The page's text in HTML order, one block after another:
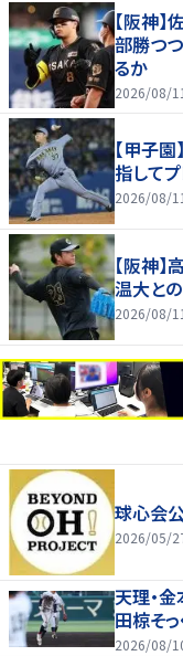
【阪神
部勝つ
るか
2026/08/
【甲子
指して
2026/08/
【阪神
温大と
2026/08/
球心会
2026/05/
天理・
田椋そっ
2026/08/